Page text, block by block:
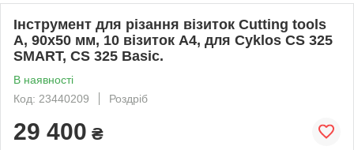
Інструмент для різання візиток Cutting tools
A, 90х50 мм, 10 візиток А4, для Cyklos CS 325
SMART, CS 325 Basic.
В наявності
Код: 23440209
Роздріб
29 400 ₴